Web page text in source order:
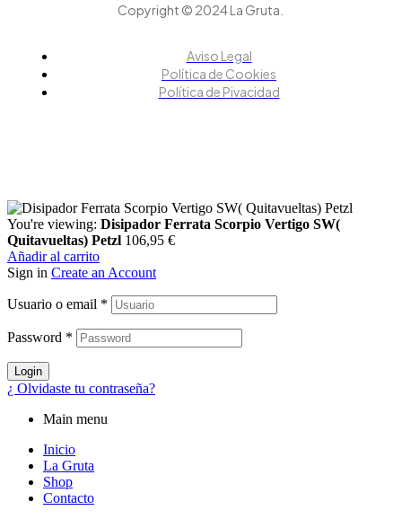
Copyright © 2024 La Gruta.
Aviso Legal
Política de Cookies
Política de Pivacidad
You're viewing: Disipador Ferrata Scorpio Vertigo SW(
Quitavueltas) Petzl 106,95 €
Añadir al carrito
Sign in Create an Account
Usuario o email *
Password *
Login
¿ Olvidaste tu contraseña?
Main menu
Inicio
La Gruta
Shop
Contacto